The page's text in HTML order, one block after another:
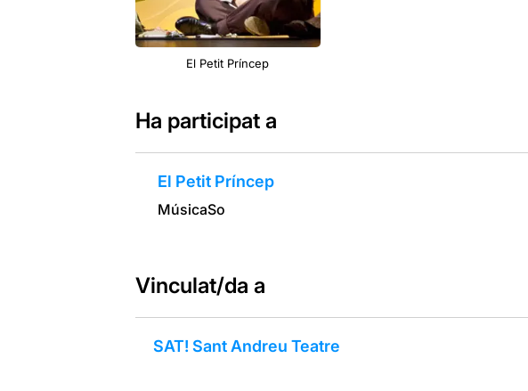
El Petit Príncep
Ha participat a
El Petit Príncep
MúsicaSo
Vinculat/da a
SAT! Sant Andreu Teatre